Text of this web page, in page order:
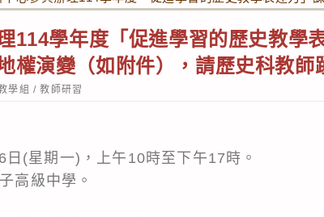
114學年度「促進學習的歷史教學
權演變（如附件），請歷史科教師
學組 / 教師研習
(星期一)，上午10時至下午17時。
高級中學。